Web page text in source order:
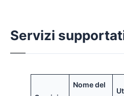
Servizi
Nome del